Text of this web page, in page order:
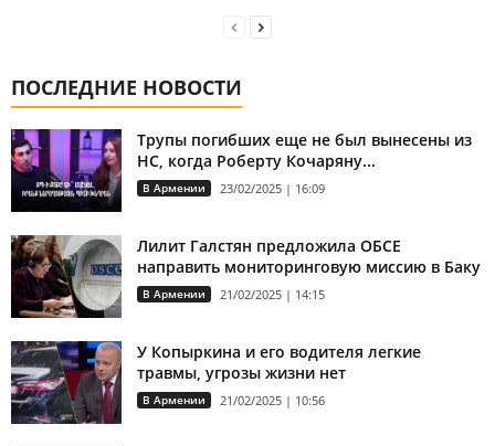
ПОСЛЕДНИЕ НОВОСТИ
Трупы погибших еще не был вынесены из
НС, когда Роберту Кочаряну...
В Армении 23/02/2025 | 16:09
Лилит Галстян предложила ОБСЕ
направить мониторинговую миссию в Баку
В Армении 21/02/2025 | 14:15
У Копыркина и его водителя легкие
травмы, угрозы жизни нет
В Армении 21/02/2025 | 10:56